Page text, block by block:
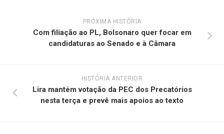
PRÓXIMA HISTÓRIA
Com filiação ao PL, Bolsonaro quer focar em
candidaturas ao Senado e à Câmara
HISTÓRIA ANTERIOR
Lira mantém votação da PEC dos Precatórios
nesta terça e prevê mais apoios ao texto